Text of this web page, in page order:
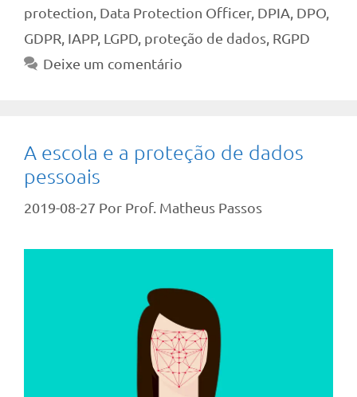
protection Data Protection Officer, DPIA DPO
GDPR IAPP, LGPD proteção de dados RGPD
Deixe um comentário
A escola e a proteção de dados
pessoais
2019-08-27 Por Prof. Matheus Passos